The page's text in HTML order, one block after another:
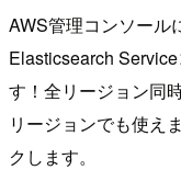
AWS管理コンソール
Elasticsearch
す！全リージョン同
リージョンでも使え
クします。